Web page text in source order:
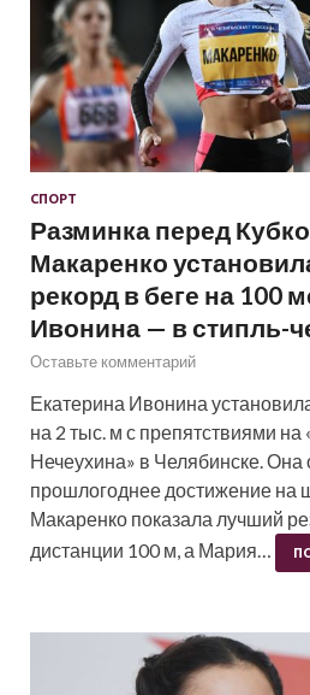
СПОРТ
Разминка перед
Макаренко
рекорд в беге на 100
Ивонина — в стипль-
Оставьте комментарий
Екатерина Ивонина
на 2 тыс. м с препятствиями
Нечеухина» в Челябинске. Она
прошлогоднее достижение на
Макаренко показала лучший
дистанции 100 м, а Мария…